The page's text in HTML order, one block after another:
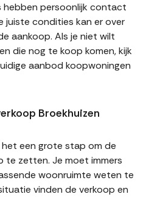
hebben persoonlijk contact
juiste condities kan er over
aankoop. Als je niet wilt
die nog te koop komen, kijk
aanbod koopwoningen
Broekhuizen
het een grote stap om de
te zetten. Je moet immers
woonruimte weten te
vinden de verkoop en